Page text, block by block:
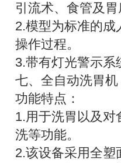
引流术、食管及
2.模型为标准的
操作过程。
3.带有灯光警示
七、全自动洗胃机
功能特点：
1.用于洗胃以及
洗等功能。
2.该设备采用全